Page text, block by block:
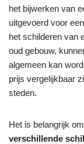
het bijwerken van
uitgevoerd voor
het schilderen van
oud gebouw,
algemeen kan
prijs vergelijkbaar
steden.
Het is belangrijk
verschillende